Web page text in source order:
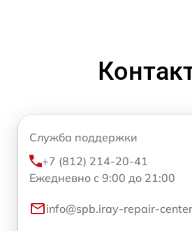
Служба поддержки
+7 (812) 214-20-41
Ежедневно с 9:00 до 21:00
info@spb.iray-repair-